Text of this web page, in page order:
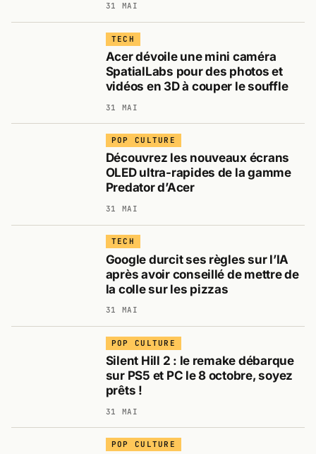
31 MAI
TECH
Acer dévoile une mini caméra
SpatialLabs pour des photos et
vidéos en 3D à couper le souffle
31 MAI
POP CULTURE
Découvrez les nouveaux écrans
OLED ultra-rapides de la gamme
Predator d’Acer
31 MAI
TECH
Google durcit ses règles sur l’IA
après avoir conseillé de mettre de
la colle sur les pizzas
31 MAI
POP CULTURE
Silent Hill 2 : le remake débarque
sur PS5 et PC le 8 octobre, soyez
prêts !
31 MAI
POP CULTURE